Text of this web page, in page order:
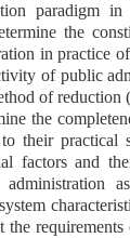
paradigm in
the
in practice
of public
of
the
their
factors and